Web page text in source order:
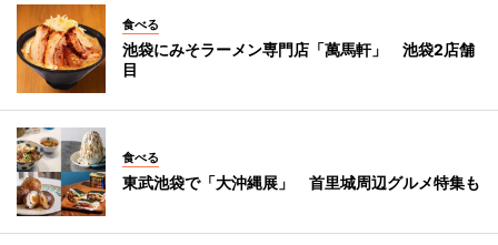
食べる
池袋にみそラーメン専門店「萬馬軒」 池袋2店舗
目
食べる
東武池袋で「大沖縄展」 首里城周辺グルメ特集も